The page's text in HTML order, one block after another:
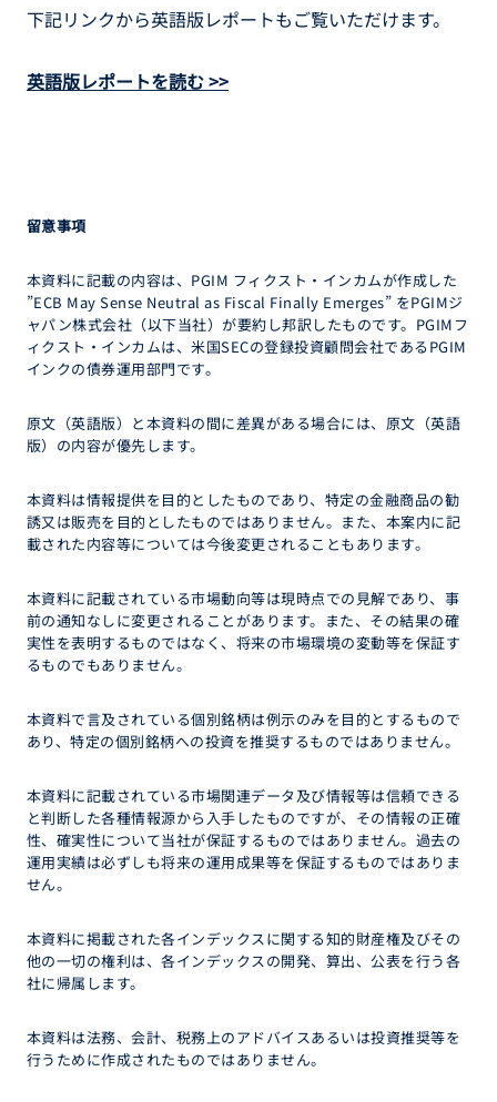
下記リンクから英語版レポートもご覧いただけます。
英語版レポートを読む >>
留意事項
本資料に記載の内容は、PGIM フィクスト・インカムが作成した
”ECB May Sense Neutral as Fiscal Finally Emerges” をPGIMジ
ャパン株式会社（以下当社）が要約し邦訳したものです。PGIMフ
ィクスト・インカムは、米国SECの登録投資顧問会社であるPGIM
インクの債券運用部門です。
原文（英語版）と本資料の間に差異がある場合には、原文（英語
版）の内容が優先します。
本資料は情報提供を目的としたものであり、特定の金融商品の勧
誘又は販売を目的としたものではありません。また、本案内に記
載された内容等については今後変更されることもあります。
本資料に記載されている市場動向等は現時点での見解であり、事
前の通知なしに変更されることがあります。また、その結果の確
実性を表明するものではなく、将来の市場環境の変動等を保証す
るものでもありません。
本資料で言及されている個別銘柄は例示のみを目的とするもので
あり、特定の個別銘柄への投資を推奨するものではありません。
本資料に記載されている市場関連データ及び情報等は信頼できる
と判断した各種情報源から入手したものですが、その情報の正確
性、確実性について当社が保証するものではありません。過去の
運用実績は必ずしも将来の運用成果等を保証するものではありま
せん。
本資料に掲載された各インデックスに関する知的財産権及びその
他の一切の権利は、各インデックスの開発、算出、公表を行う各
社に帰属します。
本資料は法務、会計、税務上のアドバイスあるいは投資推奨等を
行うために作成されたものではありません。